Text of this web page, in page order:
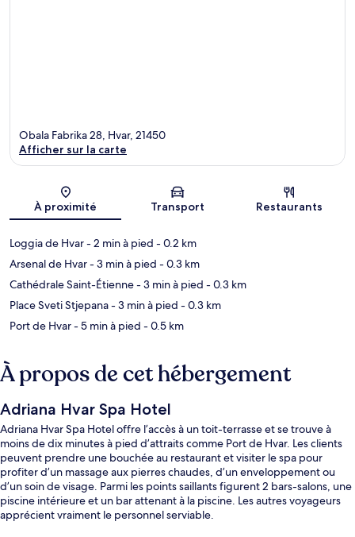
Carte
Obala Fabrika 28, Hvar, 21450
Afficher sur la carte
À proximité Transport Restaurants
Loggia de Hvar- 2 min à pied - 0.2 km
Arsenal de Hvar- 3 min à pied - 0.3 km
Cathédrale Saint-Étienne- 3 min à pied - 0.3 km
Place Sveti Stjepana- 3 min à pied - 0.3 km
Port de Hvar- 5 min à pied - 0.5 km
À propos de cet hébergement
Adriana Hvar Spa Hotel
Adriana Hvar Spa Hotel offre l’accès à un toit-terrasse et se trouve à
moins de dix minutes à pied d’attraits comme Port de Hvar. Les clients
peuvent prendre une bouchée au restaurant et visiter le spa pour
profiter d’un massage aux pierres chaudes, d’un enveloppement ou
d’un soin de visage. Parmi les points saillants figurent 2 bars-salons, une
piscine intérieure et un bar attenant à la piscine. Les autres voyageurs
apprécient vraiment le personnel serviable.